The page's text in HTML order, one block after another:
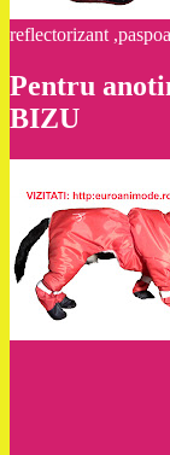
reflectorizant
Pentru
BIZU